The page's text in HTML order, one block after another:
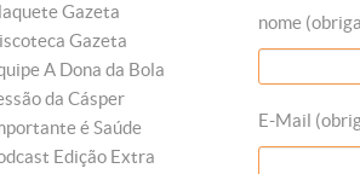
Gazeta
Gazeta
A Dona da Bola
da Cásper
é Saúde
Edição Extra
nome
E-Mail